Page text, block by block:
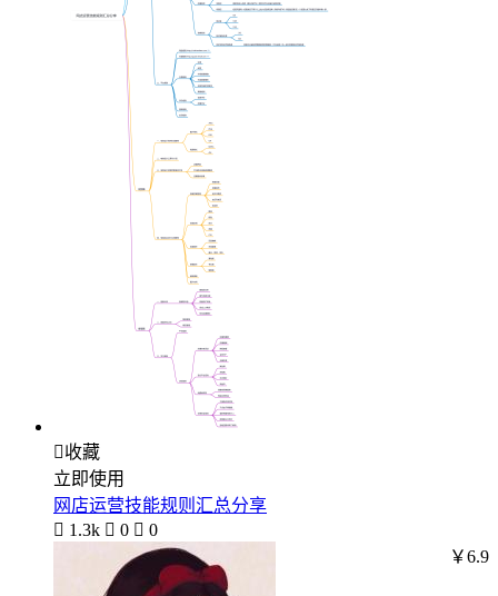
收藏
立即使用
网店运营技能规则汇总分享
 1.3k  0  0
￥6.9